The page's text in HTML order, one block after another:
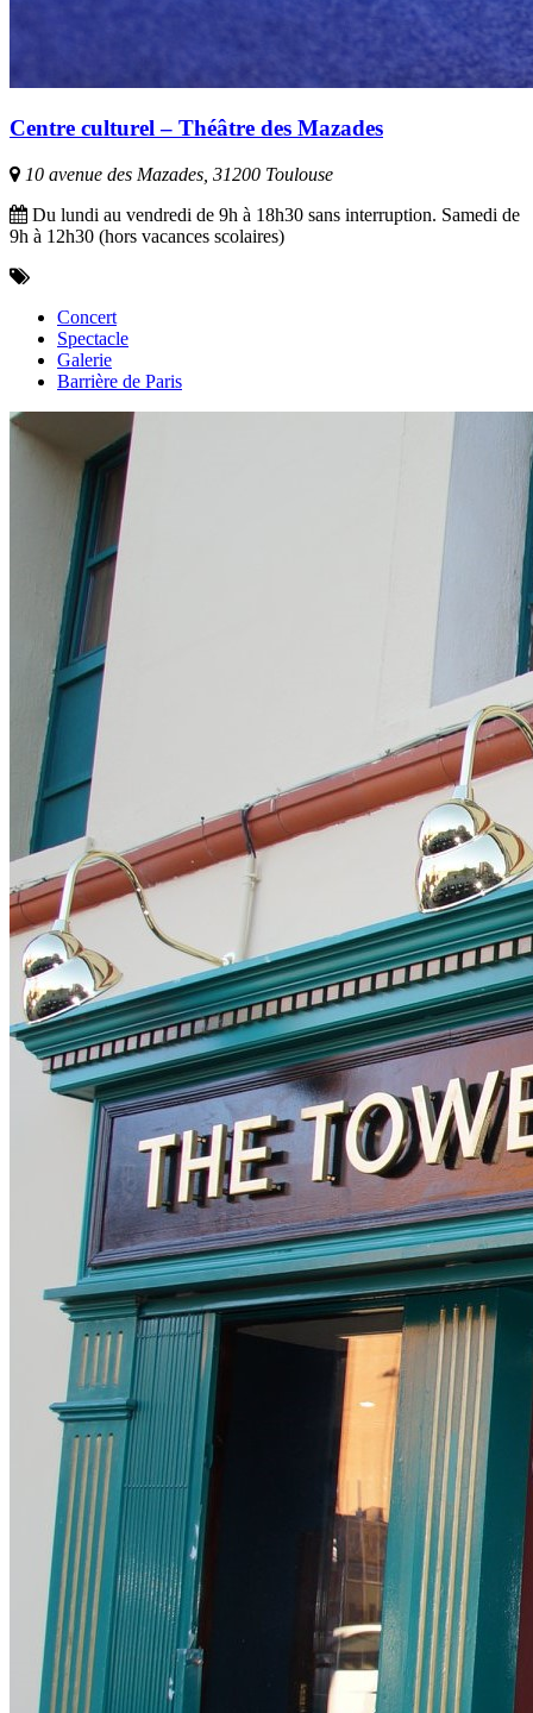
Centre culturel – Théâtre des Mazades
10 avenue des Mazades, 31200 Toulouse
Du lundi au vendredi de 9h à 18h30 sans interruption. Samedi de
9h à 12h30 (hors vacances scolaires)
Concert
Spectacle
Galerie
Barrière de Paris